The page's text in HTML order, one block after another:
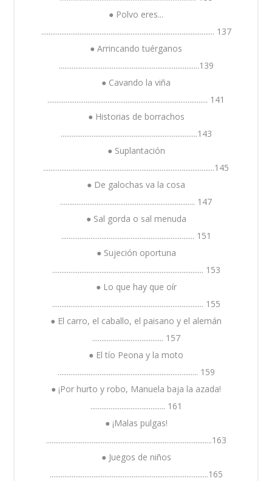
● Polvo eres...
............................................................................................... 137
● Arrincando tuérganos
.............................................................................139
● Cavando la viña
........................................................................................ 141
● Historias de borrachos
...........................................................................143
● Suplantación
..............................................................................................145
● De galochas va la cosa
.......................................................................... 147
● Sal gorda o sal menuda
......................................................................... 151
● Sujeción oportuna
................................................................................... 153
● Lo que hay que oír
................................................................................... 155
● El carro, el caballo, el paisano y el alemán
....................................... 157
● El tío Peona y la moto
............................................................................. 159
● ¡Por hurto y robo, Manuela baja la azada!
......................................... 161
● ¡Malas pulgas!
...........................................................................................163
● Juegos de niños
.......................................................................................165